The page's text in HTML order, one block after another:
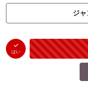
ジ
はい